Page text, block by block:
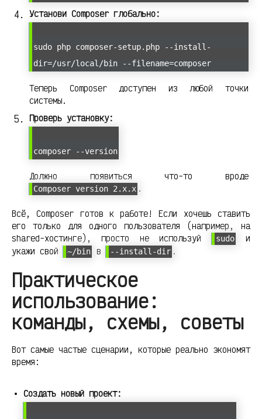
Установи Composer глобально:
sudo php composer-setup.php --install-
dir=/usr/local/bin --filename=composer
Теперь Composer доступен из любой точки
системы.
Проверь установку:
composer --version
Должно появиться что-то вроде
Composer version 2.x.x .
Всё, Composer готов к работе! Если хочешь ставить
его только для одного пользователя (например, на
shared-хостинге), просто не используй
sudo
и
укажи свой
~/bin в --install-dir .
Практическое
использование:
команды, схемы, советы
Вот самые частые сценарии, которые реально экономят
время:
Создать новый проект: